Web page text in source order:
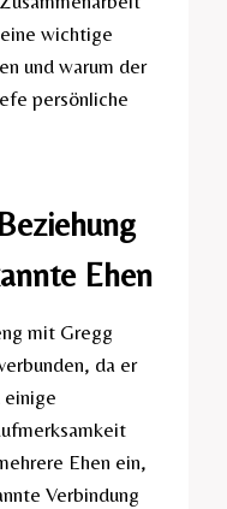
wichtige
und warum der
persönliche
Ehen
mit Gregg
da er
einige
Ehen ein,
Verbindung